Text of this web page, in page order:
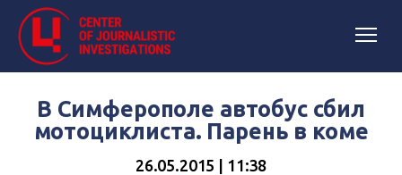
В Симферополе автобус сбил
мотоциклиста. Парень в коме
26.05.2015 | 11:38